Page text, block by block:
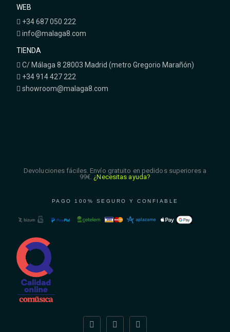
WEB
+34 687 050 222
info@malaga8.com
TIENDA
C/ Málaga 8 28003 Madrid (metro Gregorio Marañón)
+34 914 427 222
showroom@malaga8.com
Devoluciones fáciles. Envío gratuito en pedidos superiores a
99€. ¿Necesitas ayuda?
PAGO 100% SEGURO Y CONFIABLE